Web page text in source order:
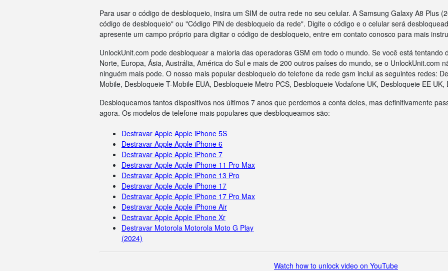
Para usar o código de desbloqueio, insira um SIM de outra rede no seu celular. A Samsung Galaxy A8 Plus
código de desbloqueio" ou "Código PIN de desbloqueio da rede". Digite o código e o celular será
apresente um campo próprio para digitar o código de desbloqueio, entre em contato conosco para mais
UnlockUnit.com pode desbloquear a maioria das operadoras GSM em todo o mundo. Se você está tentando
Norte, Europa, Ásia, Austrália, América do Sul e mais de 200 outros países do mundo, se o UnlockUnit.com
ninguém mais pode. O nosso mais popular desbloqueio do telefone da rede gsm inclui as seguintes redes:
Mobile, Desbloqueie T-Mobile EUA, Desbloqueie Metro PCS, Desbloqueie Vodafone UK, Desbloqueie EE
Desbloqueamos tantos dispositivos nos últimos 7 anos que perdemos a conta deles, mas definitivamente
agora. Os modelos de telefone mais populares que desbloqueamos são:
Destravar Apple Apple iPhone 5S
Destravar Apple Apple iPhone 6
Destravar Apple Apple iPhone 7
Destravar Apple Apple iPhone 11 Pro Max
Destravar Apple Apple iPhone 13 Pro
Destravar Apple Apple iPhone 17
Destravar Apple Apple iPhone 17 Pro Max
Destravar Apple Apple iPhone Air
Destravar Apple Apple iPhone Xr
Destravar Motorola Motorola Moto G Play
(2024)
Watch how to unlock video on YouTube